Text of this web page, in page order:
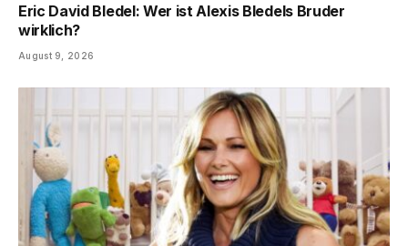
Eric David Bledel: Wer ist Alexis Bledels Bruder
wirklich?
August 9, 2026